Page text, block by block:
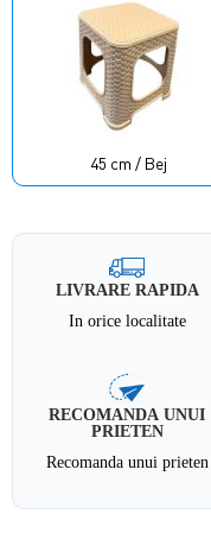
45 cm / Bej
LIVRARE RAPIDA
In orice localitate
RECOMANDA UNUI
PRIETEN
Recomanda unui prieten